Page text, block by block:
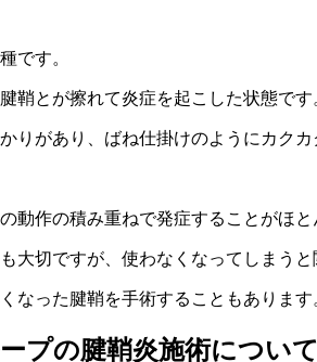
です。
鞘とが擦れて炎症を起こした状態です
りがあり、ばね仕掛けのようにカク
動作の積み重ねで発症することがほ
大切ですが、使わなくなってしまう
なった腱鞘を手術することもあります
プの腱鞘炎施術について